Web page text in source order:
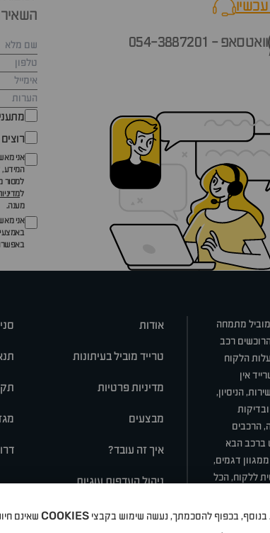
עכשיוcall now
וואטסאפ - 054-3887201
אני
המידע,
למסור
ל
מענה.
אני
מוביל מתמחה
רכב
הלקוח
אין
הניסיון,
הרכבים
ברכב הבא
דגמים,
ללקוח, הכל
אודות
טרייד מוביל בעיתונות
מדיניות פרטיות
מבצעים
איך זה עובד?
ניהול העדפות עוגיות
בנוסף, בכפוף להסכמתך, נעשה שימוש בקבצי COOKIES שאינם